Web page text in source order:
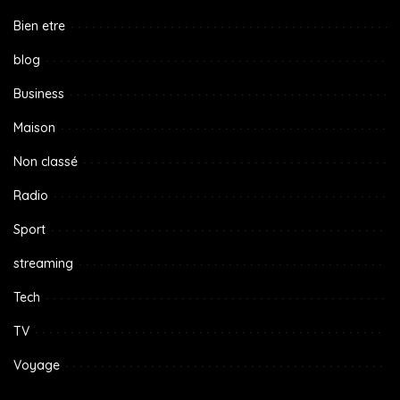
Bien etre
blog
Business
Maison
Non classé
Radio
Sport
streaming
Tech
TV
Voyage